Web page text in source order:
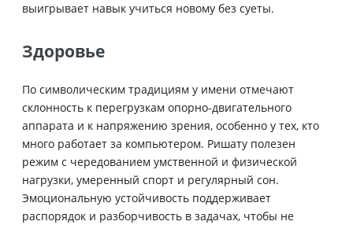
выигрывает навык учиться новому без суеты.
Здоровье
По символическим традициям у имени отмечают
склонность к перегрузкам опорно-двигательного
аппарата и к напряжению зрения, особенно у тех, кто
много работает за компьютером. Ришату полезен
режим с чередованием умственной и физической
нагрузки, умеренный спорт и регулярный сон.
Эмоциональную устойчивость поддерживает
распорядок и разборчивость в задачах, чтобы не